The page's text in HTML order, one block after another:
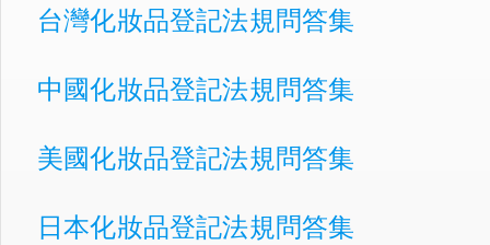
台灣化妝品登記法規問答集
中國化妝品登記法規問答集
美國化妝品登記法規問答集
日本化妝品登記法規問答集